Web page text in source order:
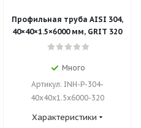
Профильная труба AISI 304,
40×40×1.5×6000 мм, GRIT 320
Много
Артикул: INH-P-304-
40x40x1.5x6000-320
Характеристики